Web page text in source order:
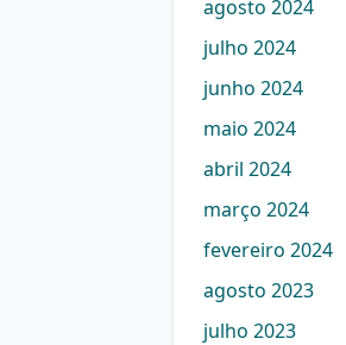
agosto 2024
julho 2024
junho 2024
maio 2024
abril 2024
março 2024
fevereiro 2024
agosto 2023
julho 2023